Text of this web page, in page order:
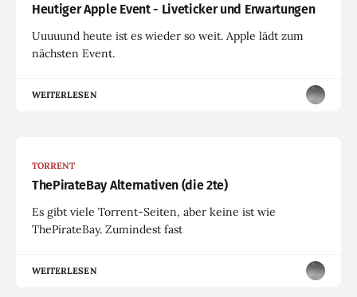
Heutiger Apple Event - Liveticker und Erwartungen
Uuuuund heute ist es wieder so weit. Apple lädt zum
nächsten Event.
WEITERLESEN
TORRENT
ThePirateBay Alternativen (die 2te)
Es gibt viele Torrent-Seiten, aber keine ist wie
ThePirateBay. Zumindest fast
WEITERLESEN